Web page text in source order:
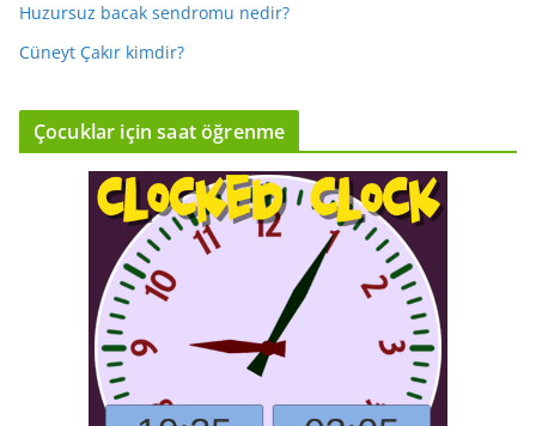
Huzursuz bacak sendromu nedir?
Cüneyt Çakır kimdir?
Çocuklar için saat öğrenme